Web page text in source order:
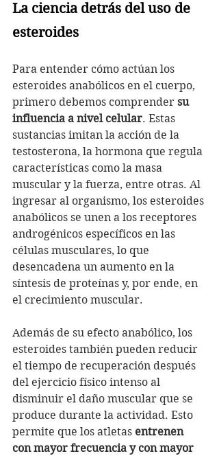
La ciencia detrás del uso de
esteroides
Para entender cómo actúan los
esteroides anabólicos en el cuerpo,
primero debemos comprender su
influencia a nivel celular. Estas
sustancias imitan la acción de la
testosterona, la hormona que regula
características como la masa
muscular y la fuerza, entre otras. Al
ingresar al organismo, los esteroides
anabólicos se unen a los receptores
androgénicos específicos en las
células musculares, lo que
desencadena un aumento en la
síntesis de proteínas y, por ende, en
el crecimiento muscular.
Además de su efecto anabólico, los
esteroides también pueden reducir
el tiempo de recuperación después
del ejercicio físico intenso al
disminuir el daño muscular que se
produce durante la actividad. Esto
permite que los atletas entrenen
con mayor frecuencia y con mayor